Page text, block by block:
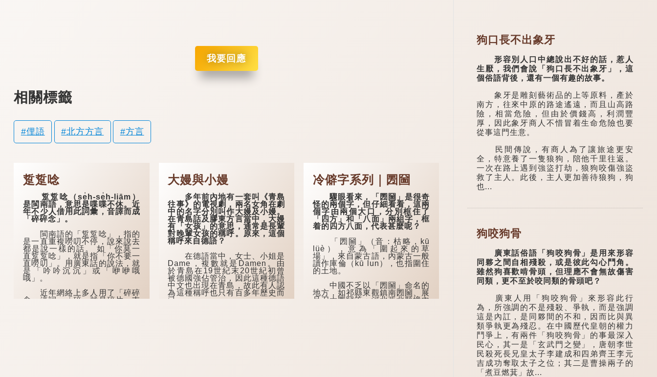
我要回應
相關標籤
俚語 北方方言 方言
踅踅唸
踅踅唸（se̍h-se̍h-liām）
是閩南語，意思是喋喋不休。近
年不少人借用此詞彙，音譯而成
「碎碎念」。
閩南語的「踅踅唸」，指的
是一直重複嘮叨不停，說來說去
都是說一樣的話。 如「你莫一
直踅踅唸」，就是指「你不要一
直嘮叨」。用廣東話的說法，就
是「吟吟沉沉」或「咿咿哦
哦」。
近年網絡上多人用了「碎碎
念」這詞，「碎」就是碎片、支
大嫚與小嫚
多年前內地有一套叫《青島
往事》的電視劇，兩名女角在劇
中的名字分別叫作大嫚及小嫚。
在青島話及膠東方言當中，大嫚
有「女孩」的意思，通常是長輩
對晚輩女孩的稱呼。原來，這個
稱呼來自德語？
在德語當中，女士、小姐是
Dame，複數就是Damen。由
於青島在19世紀末20世紀初曾
被德國強佔管治，因此這種德語
中文也出現在青島，故此有人認
為這種稱呼也只有百多年歷史而
已。
冷僻字系列｜圐圙
驟眼看來，「圐圙」是很奇
怪的兩個字，但仔細看看，這兩
個字由兩個大口，分別框住了
「四方」和「八面」兩組字，框
着的四方八面，代表甚麼呢？
「圐圙」（音：枯略，kū
lüè），意為「圍起來的草
場」，來自蒙古語，內蒙古一般
讀作庫倫（kū lun），也指圍住
的土地。
中國不乏以「圐圙」命名的
地方，如祁縣東觀鎮南圐圙、展
旦召大圐圙等；河北張北縣境內
狗口長不出象牙
形容別人口中總說出不好的話，惹人
生厭，我們會說「狗口長不出象牙」，這
個俗語背後，還有一個有趣的故事。
象牙是雕刻藝術品的上等原料，產於
南方，往來中原的路途遙遠，而且山高路
險，相當危險，但由於價錢高，利潤豐
厚，因此象牙商人不惜冒着生命危險也要
從事這門生意。
民間傳說，有商人為了讓旅途更安
全，特意養了一隻狼狗，陪他千里往返。
一次在路上遇到強盜打劫，狼狗咬傷強盜
救了主人。此後，主人更加善待狼狗，狗
也...
狗咬狗骨
廣東話俗語「狗咬狗骨」是用來形容
同夥之間自相殘殺，或是彼此勾心鬥角。
雖然狗喜歡啃骨頭，但理應不會無故傷害
同類，更不至於咬同類的骨頭吧？
廣東人用「狗咬狗骨」來形容此行
為，所強調的不是殘殺、爭執，而是強調
這是內訌，是同夥間的不和，因而比與異
類爭執更為殘忍。在中國歷代皇朝的權力
鬥爭上，有兩件「狗咬狗骨」的事最深入
民心，其一是「玄武門之變」，唐朝李世
民殺死長兄皇太子李建成和四弟齊王李元
吉成功奪取太子之位；其二是曹操兩子的
「煮豆燃萁」故...